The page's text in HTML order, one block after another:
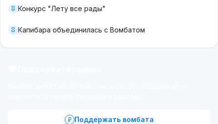
Конкурс "Лету все рады"
Капибара объединилась с Вомбатом
Поддержать вомбата